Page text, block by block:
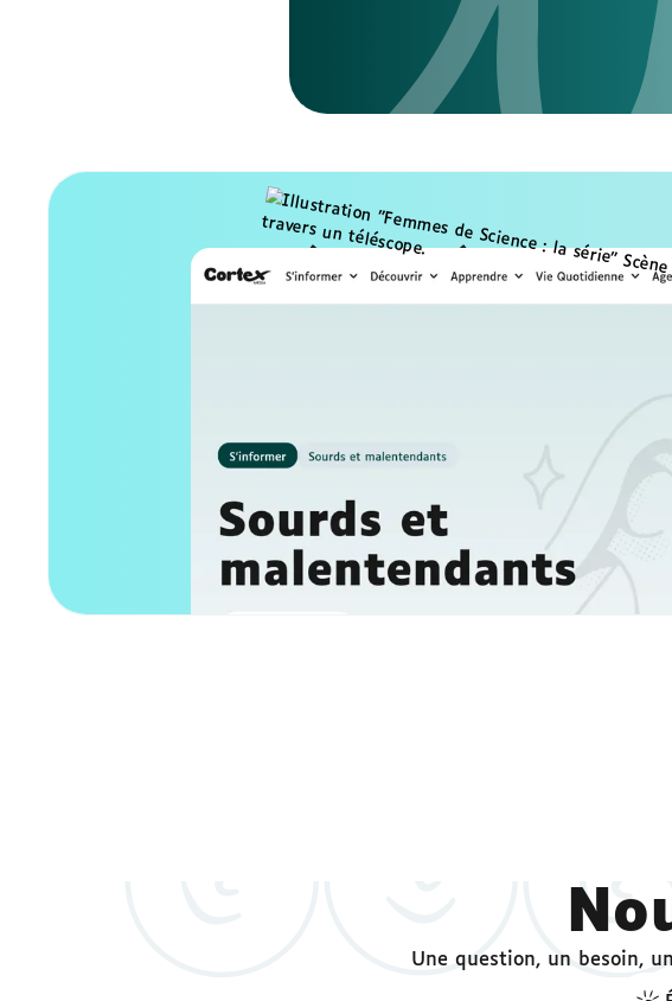
Accédez à tous
être accessibles à tous, sous-titrés et adaptés aux
sourdes et malentendantes.
S'abonner
Une question, un besoin,